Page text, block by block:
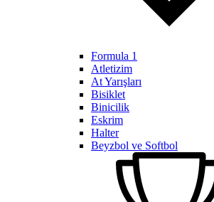
Formula 1
Atletizim
At Yarışları
Bisiklet
Binicilik
Eskrim
Halter
Beyzbol ve Softbol